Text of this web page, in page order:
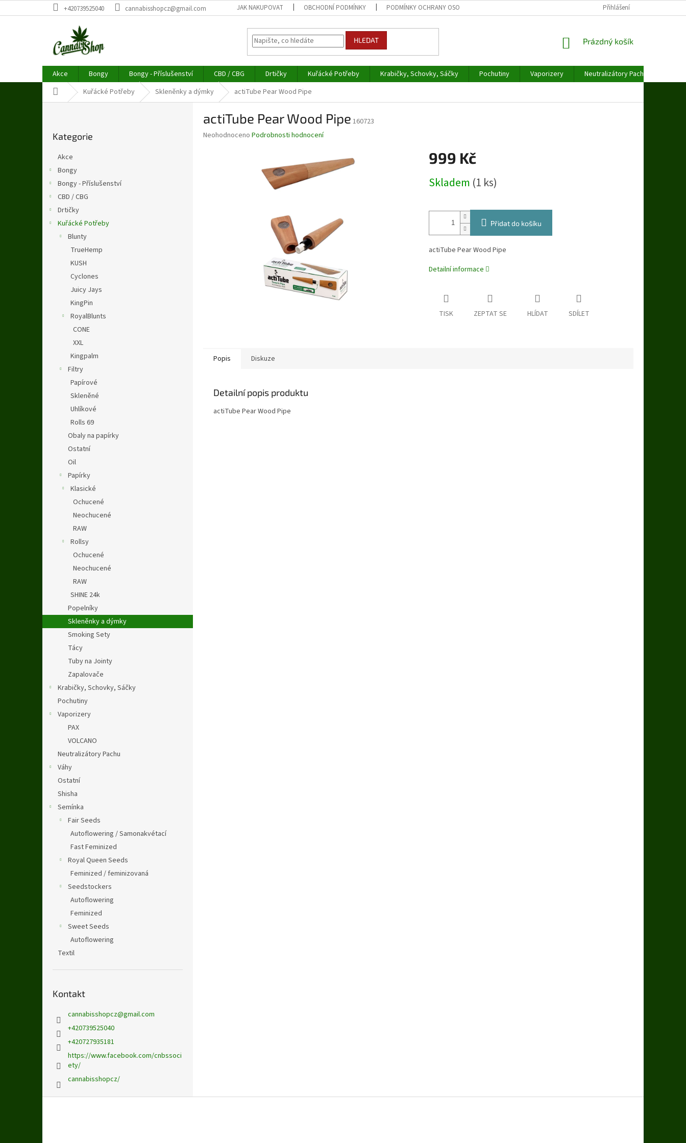
na
+420739525040 cannabisshopcz@gmail.com JAK NAKUPOVAT OBCHODNÍ PODMÍNKY PODMÍNKY OCHRANY OSOBNÍCH ÚDAJŮ Přihlášení
HLEDAT
NÁKUPNÍ
Prázdný košík
Akce Bongy Bongy - Příslušenství CBD / CBG Drtičky Kuřácké Potřeby Krabičky, Schovky, Sáčky Pochutiny Vaporizery Neutralizátory Pachu
Domů Kuřácké Potřeby Skleněnky a dýmky actiTube Pear Wood Pipe
kategorie
Kategorie
Akce
Bongy
Bongy - Příslušenství
CBD / CBG
Drtičky
Kuřácké Potřeby
Blunty
TrueHemp
KUSH
Cyclones
Juicy Jays
KingPin
RoyalBlunts
CONE
XXL
Kingpalm
Filtry
Papírové
Skleněné
Uhlíkové
Rolls 69
Obaly na papírky
Ostatní
Oil
Papírky
Klasické
Ochucené
Neochucené
RAW
Rollsy
Ochucené
Neochucené
RAW
SHINE 24k
Popelníky
Skleněnky a dýmky
Smoking Sety
Tácy
Tuby na Jointy
Zapalovače
Krabičky, Schovky, Sáčky
Pochutiny
Vaporizery
PAX
VOLCANO
Neutralizátory Pachu
Váhy
Ostatní
Shisha
Semínka
Fair Seeds
Autoflowering / Samonakvétací
Fast Feminized
Royal Queen Seeds
Feminized / feminizovaná
Seedstockers
Autoflowering
Feminized
Sweet Seeds
Autoflowering
Textil
Kontakt
cannabisshopcz@gmail.com
+420739525040
+420727935181
https://www.facebook.com/cnbssoci
ety/
cannabisshopcz/
actiTube Pear Wood Pipe 160723
Průměrné
Neohodnoceno Podrobnosti hodnocení
999 Kč
cena:
Skladem (1 ks)
Přidat do košíku
actiTube Pear Wood Pipe
Detailní informace
TISK ZEPTAT SE HLÍDAT SDÍLET
Popis Diskuze
Detailní popis produktu
actiTube Pear Wood Pipe